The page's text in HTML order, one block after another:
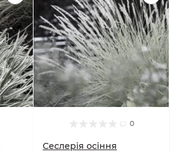
0
Сеслерія осіння